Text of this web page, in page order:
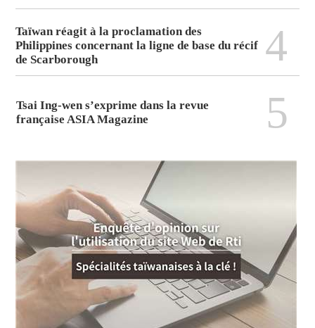
Taïwan réagit à la proclamation des
Philippines concernant la ligne de base du récif
de Scarborough
4
Tsai Ing-wen s’exprime dans la revue
française ASIA Magazine
5